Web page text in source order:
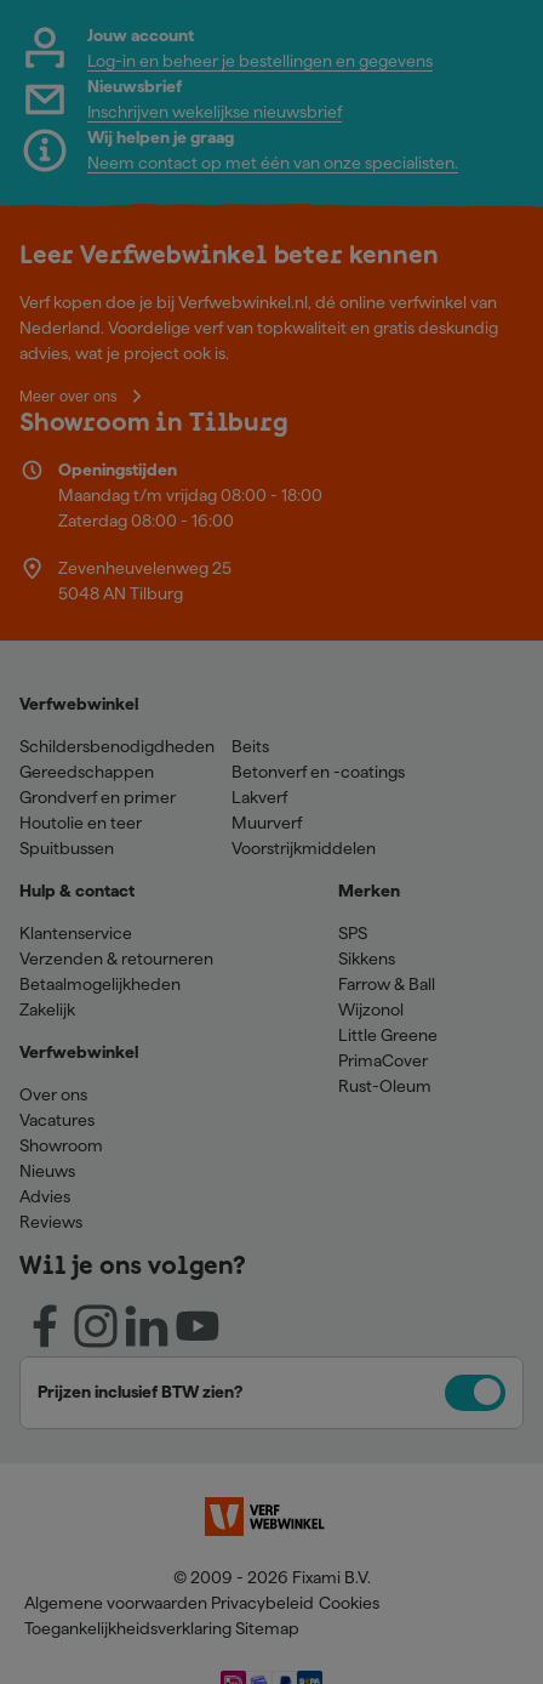
Jouw account
Log-in en beheer je bestellingen en gegevens
Nieuwsbrief
Inschrijven wekelijkse nieuwsbrief
Wij helpen je graag
Neem contact op met één van onze specialisten.
Leer Verfwebwinkel beter kennen
Verf kopen doe je bij Verfwebwinkel.nl, dé online verfwinkel van
Nederland. Voordelige verf van topkwaliteit en gratis deskundig
advies, wat je project ook is.
Meer over ons
Showroom in Tilburg
Openingstijden
Maandag t/m vrijdag 08:00 - 18:00
Zaterdag 08:00 - 16:00
Zevenheuvelenweg 25
5048 AN Tilburg
Verfwebwinkel
Schildersbenodigdheden
Gereedschappen
Grondverf en primer
Houtolie en teer
Spuitbussen
Beits
Betonverf en -coatings
Lakverf
Muurverf
Voorstrijkmiddelen
Hulp & contact
Klantenservice
Verzenden & retourneren
Betaalmogelijkheden
Zakelijk
Verfwebwinkel
Over ons
Vacatures
Showroom
Nieuws
Advies
Reviews
Merken
SPS
Sikkens
Farrow & Ball
Wijzonol
Little Greene
PrimaCover
Rust-Oleum
Wil je ons volgen?
Prijzen inclusief BTW zien?
© 2009 - 2026 Fixami B.V.
Algemene voorwaarden Privacybeleid Cookies
Toegankelijkheidsverklaring Sitemap